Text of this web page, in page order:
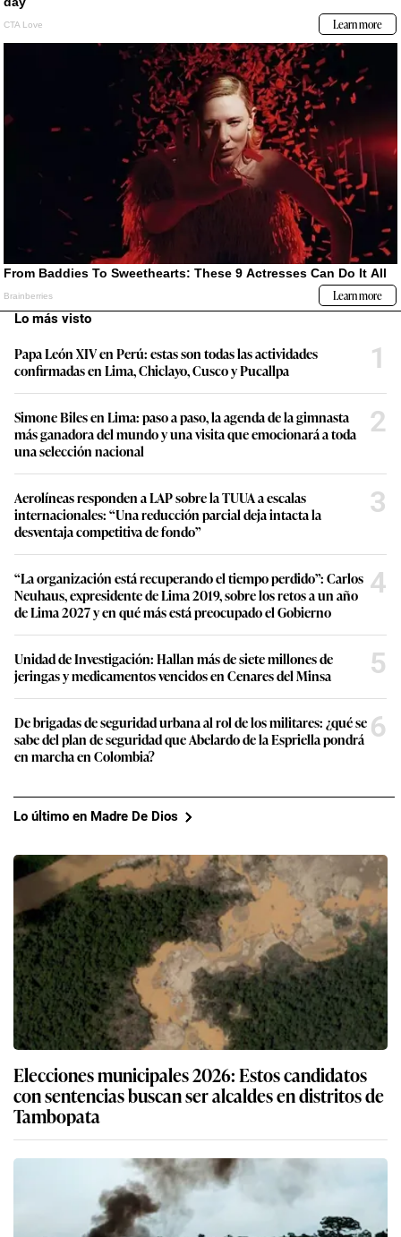
Lo más visto
Papa León XIV en Perú: estas son todas las actividades
confirmadas en Lima, Chiclayo, Cusco y Pucallpa
1
Simone Biles en Lima: paso a paso, la agenda de la gimnasta
más ganadora del mundo y una visita que emocionará a toda
una selección nacional
2
Aerolíneas responden a LAP sobre la TUUA a escalas
internacionales: “Una reducción parcial deja intacta la
desventaja competitiva de fondo”
3
“La organización está recuperando el tiempo perdido”: Carlos
Neuhaus, expresidente de Lima 2019, sobre los retos a un año
de Lima 2027 y en qué más está preocupado el Gobierno
4
Unidad de Investigación: Hallan más de siete millones de
jeringas y medicamentos vencidos en Cenares del Minsa
5
De brigadas de seguridad urbana al rol de los militares: ¿qué se
sabe del plan de seguridad que Abelardo de la Espriella pondrá
en marcha en Colombia?
6
Lo último en Madre De Dios
Elecciones municipales 2026: Estos candidatos
con sentencias buscan ser alcaldes en distritos de
Tambopata